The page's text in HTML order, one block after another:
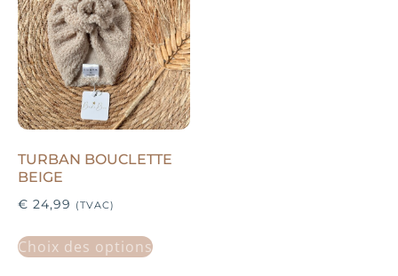
TURBAN BOUCLETTE
BEIGE
€ 24,99 (TVAC)
Choix des options